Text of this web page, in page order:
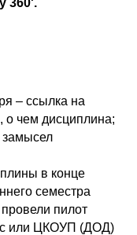
360'.
– ссылка на
о чем дисциплина;
замысел
в конце
семестра
провели пилот
или ЦКОУП (ДОД)